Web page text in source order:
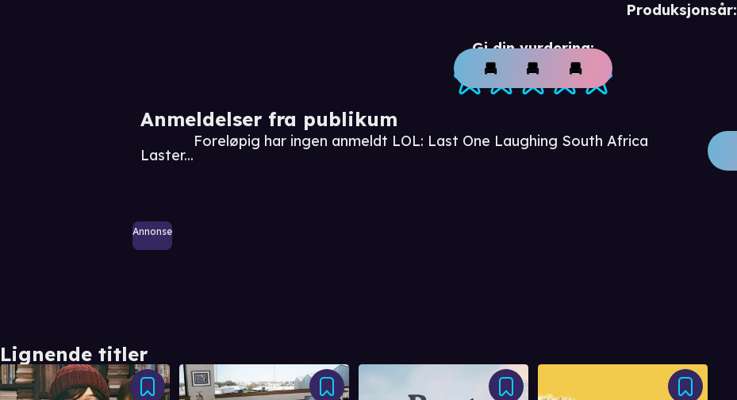
Gi din vurdering:
Anmeldelser fra publikum
Laster...
Foreløpig har ingen anmeldt LOL: Last One Laughing South Africa
Annonse
Produksjonsår:
Lignende titler